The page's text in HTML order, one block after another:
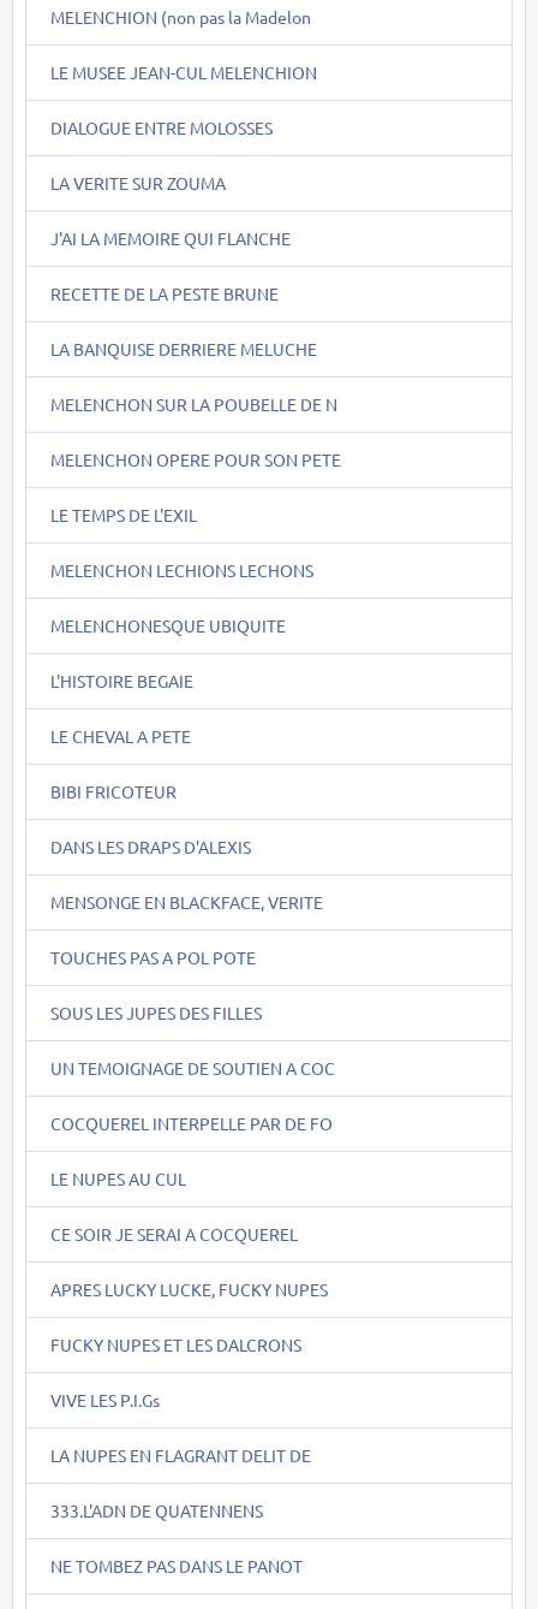
MELENCHION (non pas la Madelon
LE MUSEE JEAN-CUL MELENCHION
DIALOGUE ENTRE MOLOSSES
LA VERITE SUR ZOUMA
J'AI LA MEMOIRE QUI FLANCHE
RECETTE DE LA PESTE BRUNE
LA BANQUISE DERRIERE MELUCHE
MELENCHON SUR LA POUBELLE DE N
MELENCHON OPERE POUR SON PETE
LE TEMPS DE L'EXIL
MELENCHON LECHIONS LECHONS
MELENCHONESQUE UBIQUITE
L'HISTOIRE BEGAIE
LE CHEVAL A PETE
BIBI FRICOTEUR
DANS LES DRAPS D'ALEXIS
MENSONGE EN BLACKFACE, VERITE
TOUCHES PAS A POL POTE
SOUS LES JUPES DES FILLES
UN TEMOIGNAGE DE SOUTIEN A COC
COCQUEREL INTERPELLE PAR DE FO
LE NUPES AU CUL
CE SOIR JE SERAI A COCQUEREL
APRES LUCKY LUCKE, FUCKY NUPES
FUCKY NUPES ET LES DALCRONS
VIVE LES P.I.Gs
LA NUPES EN FLAGRANT DELIT DE
333.L'ADN DE QUATENNENS
NE TOMBEZ PAS DANS LE PANOT